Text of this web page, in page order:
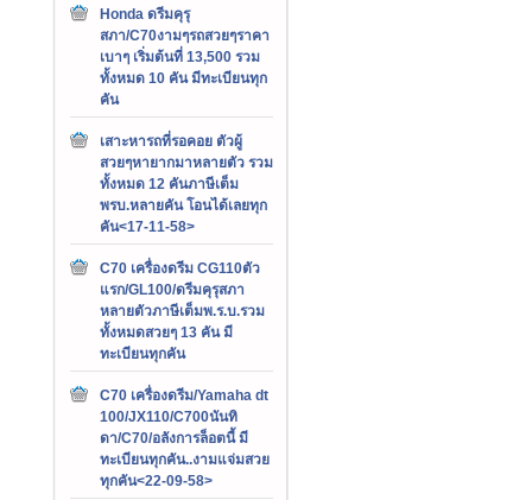
Honda ดรีมคุรุ
สภา/C70งามๆรถสวยๆราคา
เบาๆ เริ่มต้นที่ 13,500 รวม
ทั้งหมด 10 คัน มีทะเบียนทุก
คัน
เสาะหารถที่รอคอย ตัวผู้
สวยๆหายากมาหลายตัว รวม
ทั้งหมด 12 คันภาษีเต็ม
พรบ.หลายคัน โอนได้เลยทุก
คัน<17-11-58>
C70 เครื่องดรีม CG110ตัว
แรก/GL100/ดรีมคุรุสภา
หลายตัวภาษีเต็มพ.ร.บ.รวม
ทั้งหมดสวยๆ 13 คัน มี
ทะเบียนทุกคัน
C70 เครื่องดรีม/Yamaha dt
100/JX110/C700นันทิ
ดา/C70/อลังการล็อตนี้ มี
ทะเบียนทุกคัน..งามแจ่มสวย
ทุกคัน<22-09-58>